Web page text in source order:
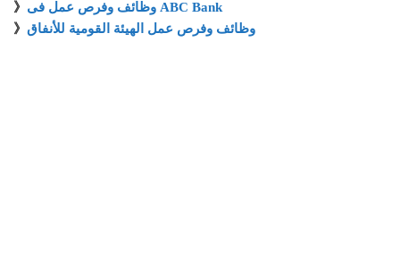
》
وظائف وفرص عمل فى ABC Bank
》 وظائف وفرص عمل الهيئة القومية للأنفاق